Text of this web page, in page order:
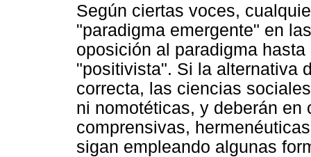
Según ciertas voces,
"paradigma emergente" en
oposición al paradigma
"positivista". Si la alternativa
correcta, las ciencias
ni nomotéticas, y deberán en
comprensivas,
sigan empleando algunas